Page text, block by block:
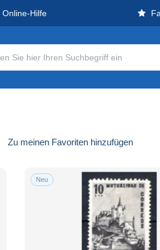
Online-Hilfe
Zu meinen Favoriten hinzufügen
Neu